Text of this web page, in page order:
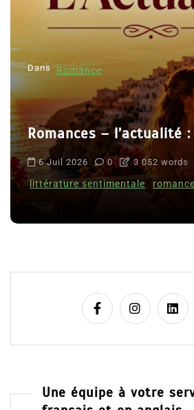
Dans Romance
Romances – l’actualité
6 Juil 2026 0 3 052 words
littérature sentimentale romance
Une équipe à votre